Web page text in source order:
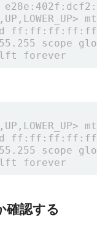
確認する